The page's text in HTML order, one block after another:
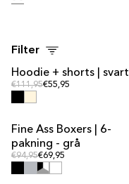
Filter
KIT-AVTALEN
Hoodie + shorts | svart
Vanlig pris
€111,95Vanlig pris
€55,95
MULTIPAKKE-TILBUD
Fine Ass Boxers | 6-
pakning - grå
Vanlig pris
€94,95Vanlig pris
€69,95